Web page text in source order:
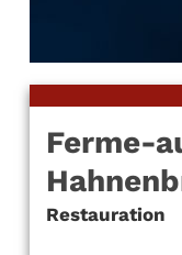
Ferme-
Restauration